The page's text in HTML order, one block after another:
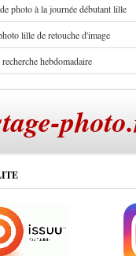
photo à la journée débutant lille
lille de retouche d'image
hebdomadaire